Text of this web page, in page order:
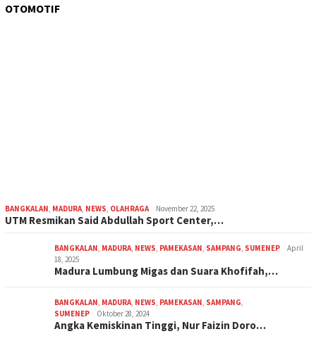
OTOMOTIF
BANGKALAN, MADURA, NEWS, OLAHRAGA November 22, 2025
UTM Resmikan Said Abdullah Sport Center,…
BANGKALAN, MADURA, NEWS, PAMEKASAN, SAMPANG, SUMENEP
April
18, 2025
Madura Lumbung Migas dan Suara Khofifah,…
BANGKALAN, MADURA, NEWS, PAMEKASAN, SAMPANG,
SUMENEP
Oktober 28, 2024
Angka Kemiskinan Tinggi, Nur Faizin Doro…